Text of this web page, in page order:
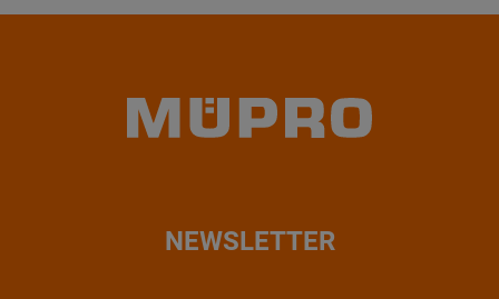
NEWSLETTER